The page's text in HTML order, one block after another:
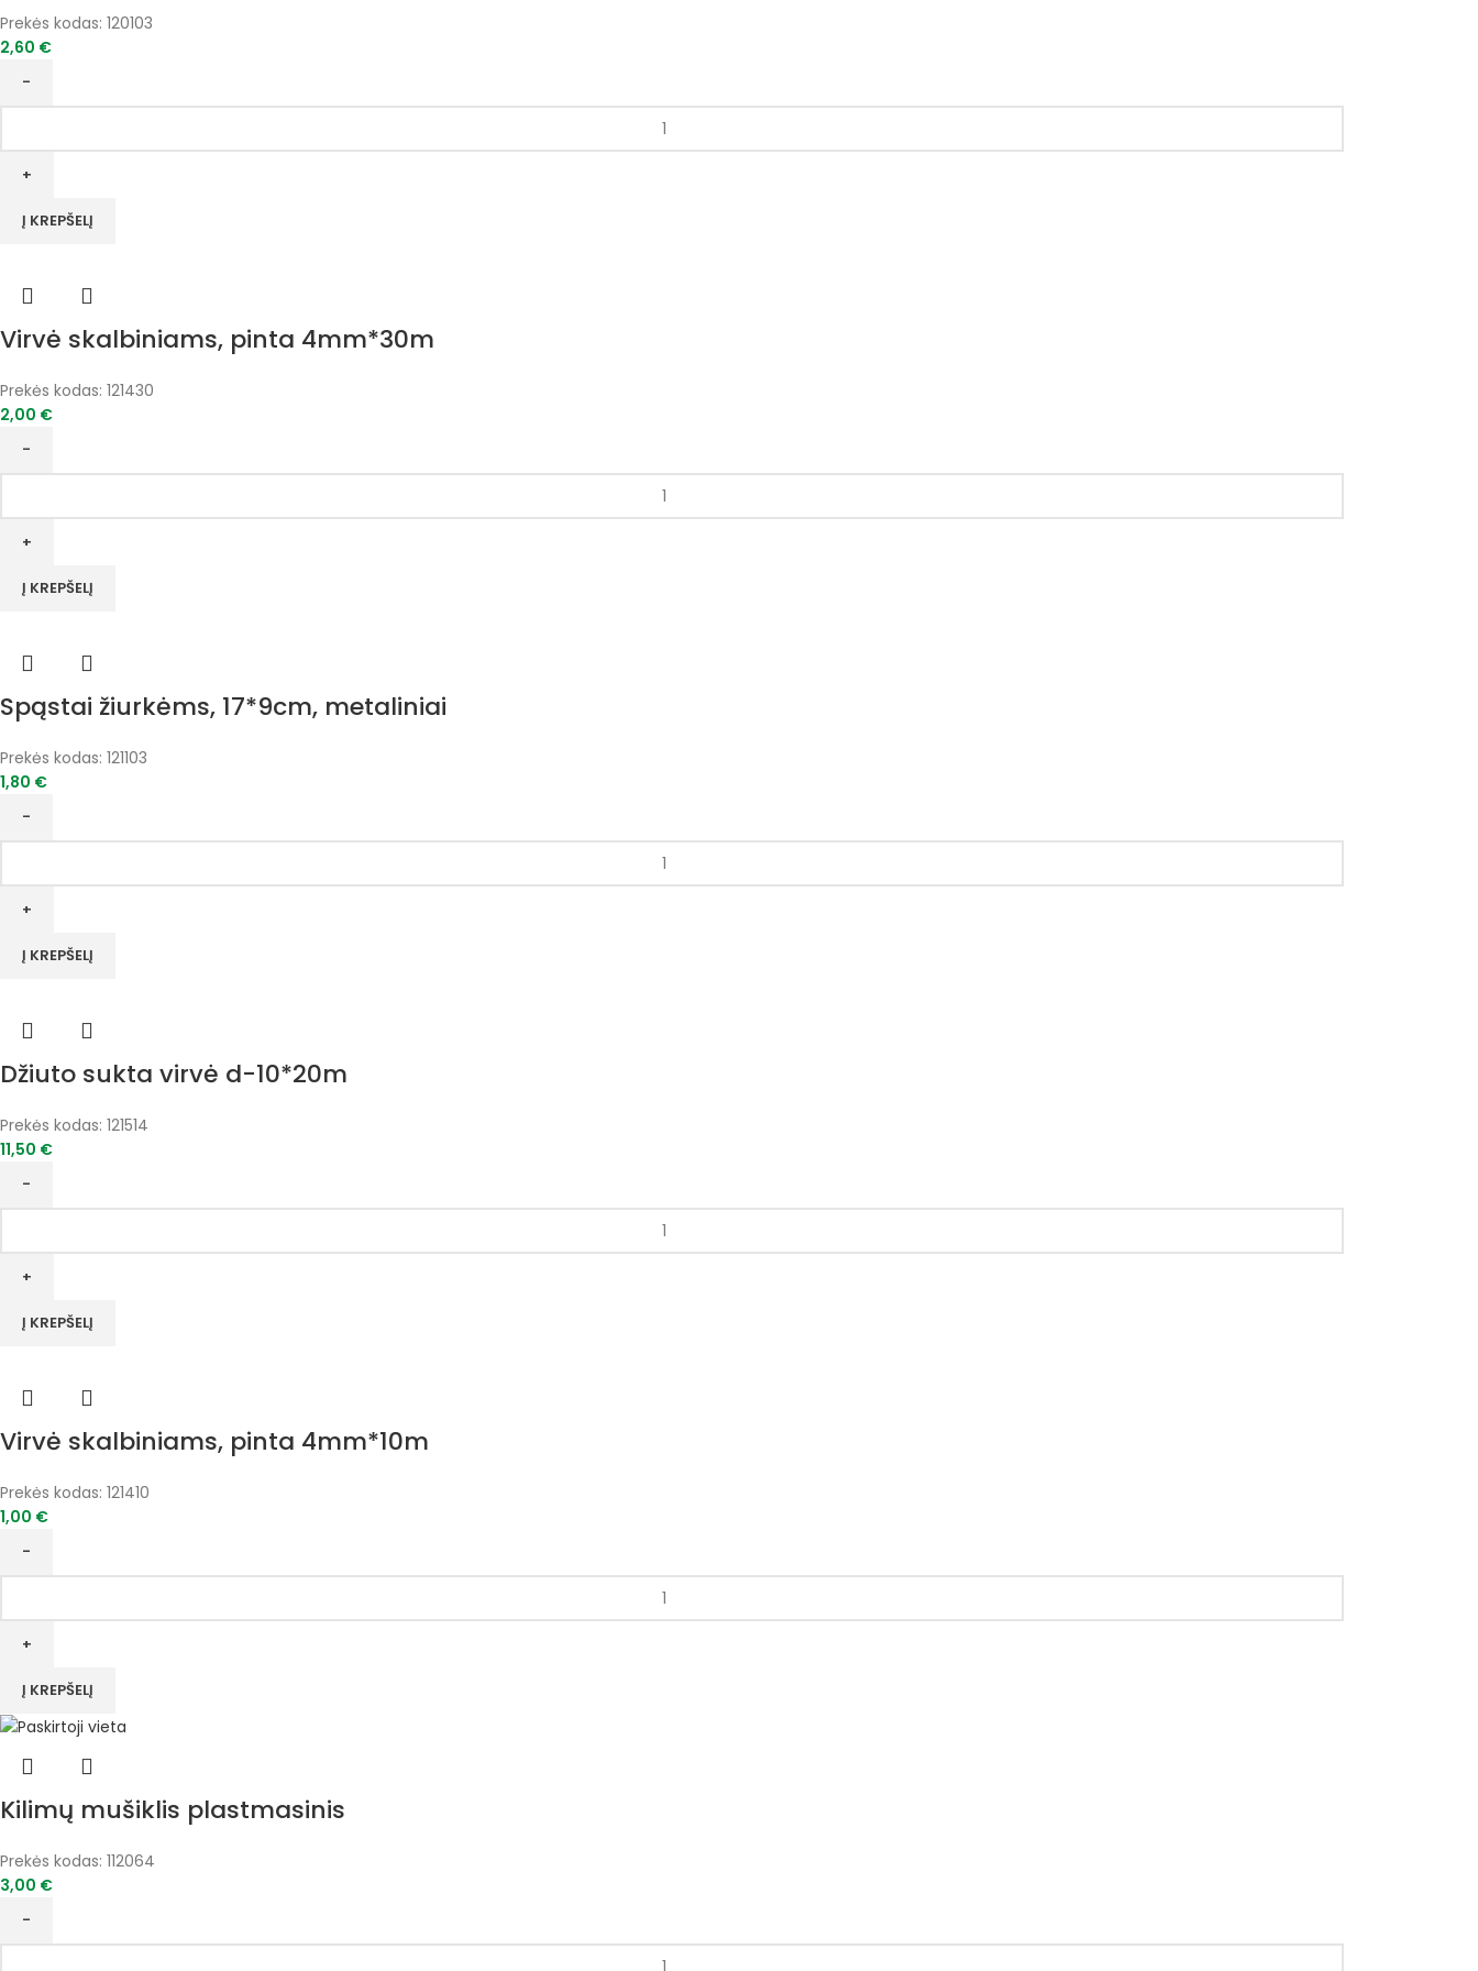
Prekės kodas: 120103
2,60 €
žirklėsĮ KREPŠELĮ
Virvė skalbiniams, pinta 4mm*30m
Prekės kodas: 121430
2,00 €
pintaĮ KREPŠELĮ
Spąstai žiurkėms, 17*9cm, metaliniai
Prekės kodas: 121103
1,80 €
17*9cm,
Į KREPŠELĮ
Džiuto sukta virvė d-10*20m
Prekės kodas: 121514
11,50 €
virvėĮ KREPŠELĮ
Virvė skalbiniams, pinta 4mm*10m
Prekės kodas: 121410
1,00 €
pintaĮ KREPŠELĮ
Kilimų mušiklis plastmasinis
Prekės kodas: 112064
3,00 €